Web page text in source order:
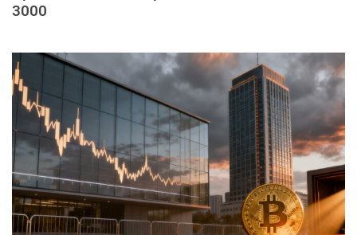
3000